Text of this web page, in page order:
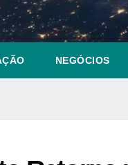
NEGÓCIOS